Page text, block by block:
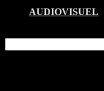
AUDIOVISUEL